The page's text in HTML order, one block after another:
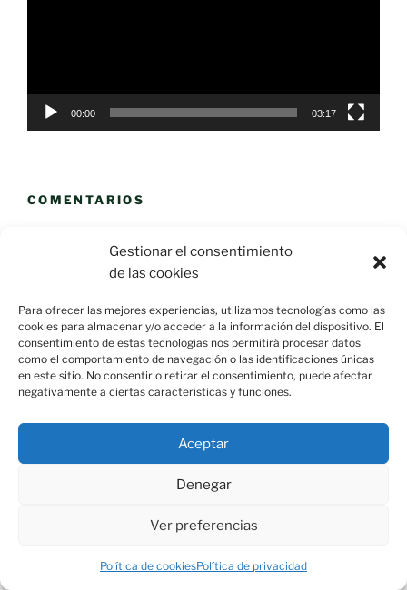
Gestionar el consentimiento
de las cookies
Para ofrecer las mejores experiencias, utilizamos tecnologías como las
cookies para almacenar y/o acceder a la información del dispositivo. El
consentimiento de estas tecnologías nos permitirá procesar datos
como el comportamiento de navegación o las identificaciones únicas
en este sitio. No consentir o retirar el consentimiento, puede afectar
negativamente a ciertas características y funciones.
Aceptar
Denegar
Ver preferencias
Política de cookiesPolítica de privacidad
00:00 03:17
COMENTARIOS
ARCHIVOS
Esquina de Mauricio, C/ Esparto, 37. 13350 Moral de